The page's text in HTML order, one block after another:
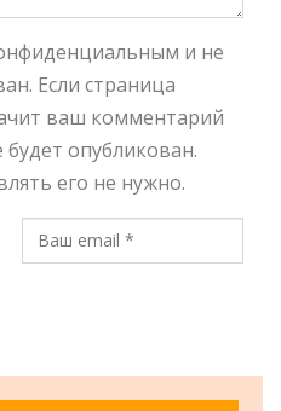
и не
Если страница
ваш комментарий
опубликован.
его не нужно.